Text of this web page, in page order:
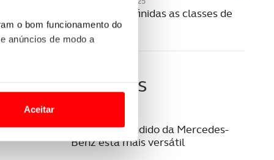
o bom funcionamento do
anúncios de modo a
lhe proporcionar
Aceitar
Como são definidas as classes de
portagens?
Últimas
SUV mais vendido da Mercedes-
Benz está mais versátil